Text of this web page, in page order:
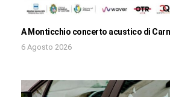
A Monticchio concerto acustico di
6 Agosto 2026